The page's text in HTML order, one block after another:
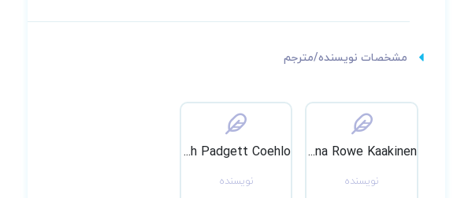
مشخصات نویسنده/مترجم
Joanna Rowe Kaakinen
نویسنده
Deborah Padgett Coehlo
نویسنده